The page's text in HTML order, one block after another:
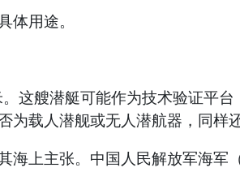
体用途。
这艘潜艇可能作为技术验证平
载人潜舰或无人潜航器，同样还
海上主张。中国人民解放军海军